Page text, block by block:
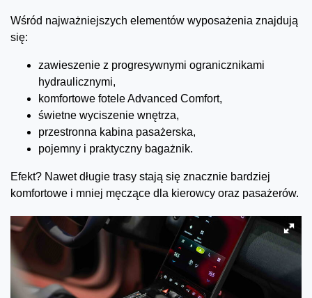
Wśród najważniejszych elementów wyposażenia znajdują
się:
zawieszenie z progresywnymi ogranicznikami
hydraulicznymi,
komfortowe fotele Advanced Comfort,
świetne wyciszenie wnętrza,
przestronna kabina pasażerska,
pojemny i praktyczny bagażnik.
Efekt? Nawet długie trasy stają się znacznie bardziej
komfortowe i mniej męczące dla kierowcy oraz pasażerów.